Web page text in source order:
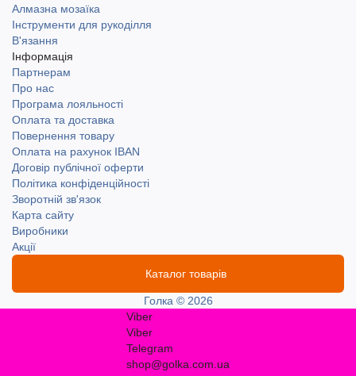
Алмазна мозаїка
Інструменти для рукоділля
В'язання
Інформація
Партнерам
Про нас
Програма лояльності
Оплата та доставка
Повернення товару
Оплата на рахунок IBAN
Договір публічної оферти
Політика конфіденційності
Зворотній зв'язок
Карта сайту
Виробники
Акції
Каталог товарів
Голка © 2026
Viber
Viber
Telegram
shop@golka.com.ua